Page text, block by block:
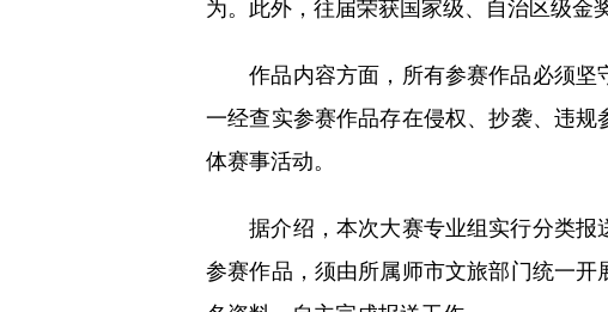
作品内容方面，所有参赛作品必须坚
一经查实参赛作品存在侵权、抄袭、违
体赛事活动。
据介绍，本次大赛专业组实行分类报
参赛作品，须由所属师市文旅部门统一